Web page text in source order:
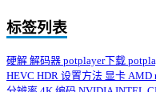
标签列表
硬解 解码器 potplayer下载
HEVC HDR 设置方法 显卡 AMD